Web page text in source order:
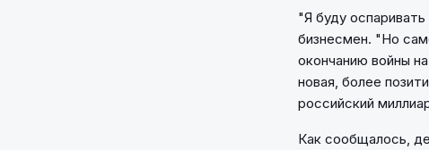
"Я буду
бизнесмен. "Но
окончанию войны
новая, более
российский
Как сообщалось,